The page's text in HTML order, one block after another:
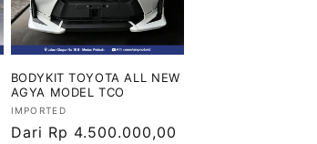
BODYKIT TOYOTA ALL NEW
AGYA MODEL TCO
Vendor:
IMPORTED
Harga
Dari Rp 4.500.000,00